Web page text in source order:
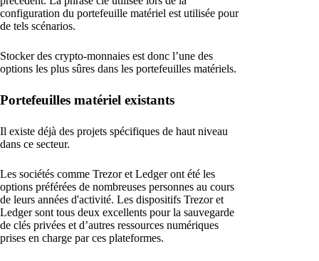
configuration du portefeuille matériel est utilisée pour
de tels scénarios.
Stocker des crypto-monnaies est donc l’une des
options les plus sûres dans les portefeuilles matériels.
Portefeuilles matériel existants
Il existe déjà des projets spécifiques de haut niveau
dans ce secteur.
Les sociétés comme Trezor et Ledger ont été les
options préférées de nombreuses personnes au cours
de leurs années d'activité. Les dispositifs Trezor et
Ledger sont tous deux excellents pour la sauvegarde
de clés privées et d’autres ressources numériques
prises en charge par ces plateformes.